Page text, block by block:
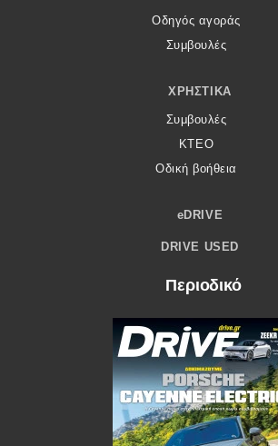
Οδηγός αγοράς
Συμβουλές
ΧΡΗΣΤΙΚΆ
Συμβουλές
ΚΤΕΟ
Οδική βοήθεια
eDRIVE
DRIVE USED
Περιοδικό